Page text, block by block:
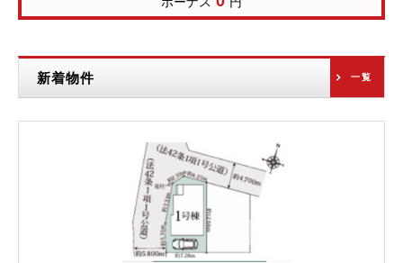
新着物件 一覧